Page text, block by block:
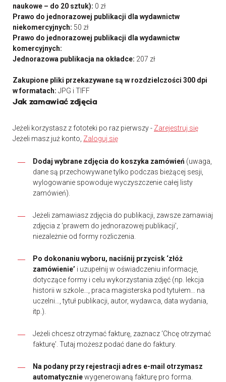
naukowe – do 20 sztuk): 0 zł
Prawo do jednorazowej publikacji dla wydawnictw
niekomercyjnych: 50 zł
Prawo do jednorazowej publikacji dla wydawnictw
komercyjnych:
Jednorazowa publikacja na okładce: 207 zł
Zakupione pliki przekazywane są w rozdzielczości 300 dpi
w formatach: JPG i TIFF
Jak zamawiać zdjęcia
Jeżeli korzystasz z fototeki po raz pierwszy - Zarejestruj się
Jeżeli masz już konto, Zaloguj się
Dodaj wybrane zdjęcia do koszyka zamówień (uwaga,
dane są przechowywane tylko podczas bieżącej sesji,
wylogowanie spowoduje wyczyszczenie całej listy
zamówień).
Jeżeli zamawiasz zdjęcia do publikacji, zawsze zamawiaj
zdjęcia z ‘prawem do jednorazowej publikacji’,
niezależnie od formy rozliczenia.
Po dokonaniu wyboru, naciśnij przycisk ‘złóż
zamówienie’ i uzupełnij w oświadczeniu informacje,
dotyczące formy i celu wykorzystania zdjęć (np. lekcja
historii w szkole…, praca magisterska pod tytułem… na
uczelni…, tytuł publikacji, autor, wydawca, data wydania,
itp.).
Jeżeli chcesz otrzymać fakturę, zaznacz ‘Chcę otrzymać
fakturę’. Tutaj możesz podać dane do faktury.
Na podany przy rejestracji adres e-mail otrzymasz
automatyczniewygenerowaną fakturę pro forma.